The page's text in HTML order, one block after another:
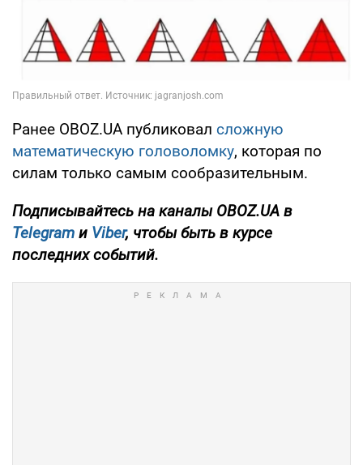
Ранее OBOZ.UA публиковал сложную
математическую головоломку, которая по
силам только самым сообразительным.
Подписывайтесь на каналы OBOZ.UA в
Telegram и Viber, чтобы быть в курсе
последних событий.